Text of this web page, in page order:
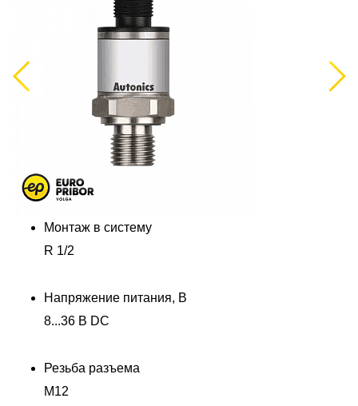
Previous
Монтаж в систему
R 1/2
Напряжение питания, В
8...36 В DC
Резьба разъема
M12
Next